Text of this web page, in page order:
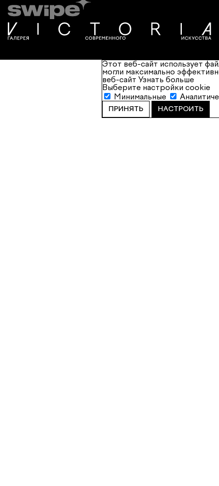
Этот веб-сайт использует
могли максимально
веб-сайт Узнать больше
Выберите настройки cookie
Минимальные
ПРИНЯТЬ НАСТРОИТЬ